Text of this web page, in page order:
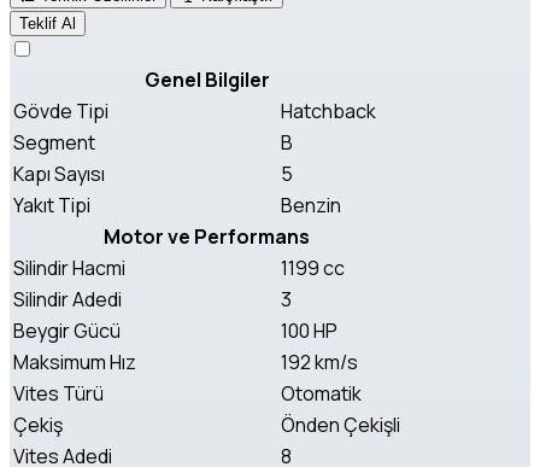
Teklif Al
Genel Bilgiler
Gövde Tipi
Hatchback
Segment
B
Kapı Sayısı
5
Yakıt Tipi
Benzin
Motor ve Performans
Silindir Hacmi
1199 cc
Silindir Adedi
3
Beygir Gücü
100 HP
Maksimum Hız
192 km/s
Vites Türü
Otomatik
Çekiş
Önden Çekişli
Vites Adedi
8